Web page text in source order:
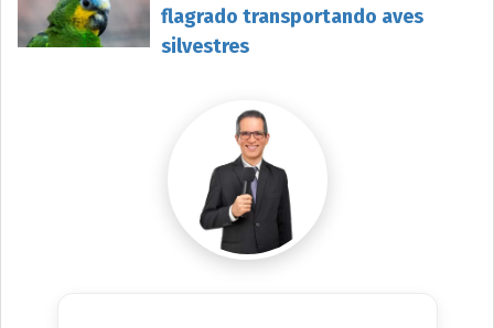
flagrado transportando aves
silvestres